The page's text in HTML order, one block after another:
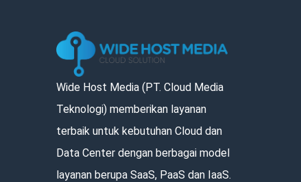
Wide Host Media (PT. Cloud Media
Teknologi) memberikan layanan
terbaik untuk kebutuhan Cloud dan
Data Center dengan berbagai model
layanan berupa SaaS, PaaS dan IaaS.